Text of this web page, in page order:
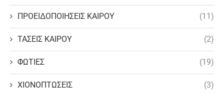
ΠΡΟΕΙΔΟΠΟΙΗΣΕΙΣ ΚΑΙΡΟΥ (11)
ΤΑΣΕΙΣ ΚΑΙΡΟΥ (2)
ΦΩΤΙΕΣ (19)
ΧΙΟΝΟΠΤΩΣΕΙΣ (3)